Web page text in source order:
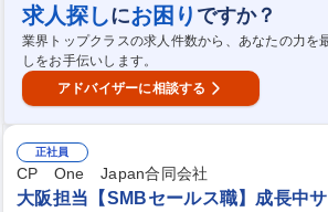
イアントとの長期的な関係構築を推進していただきます。 募集職種 エグゼキューションサービス部/
ーダー（経験者）
求人探しにお困り ですか？
業界トップクラスの求人件数から、あなたの力を
しをお手伝いします。
アドバイザーに相談する
正社員
CP One Japan合同会社
大阪担当【SMBセールス職】成長中